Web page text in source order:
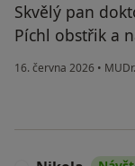
Skvělý pan
Píchl obstřik a
16. června 2026 •